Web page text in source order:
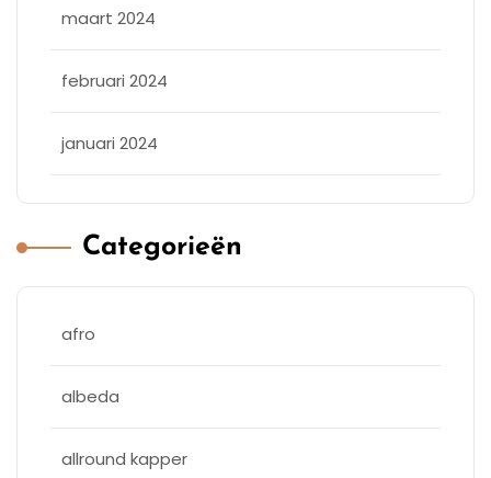
maart 2024
februari 2024
januari 2024
Categorieën
afro
albeda
allround kapper